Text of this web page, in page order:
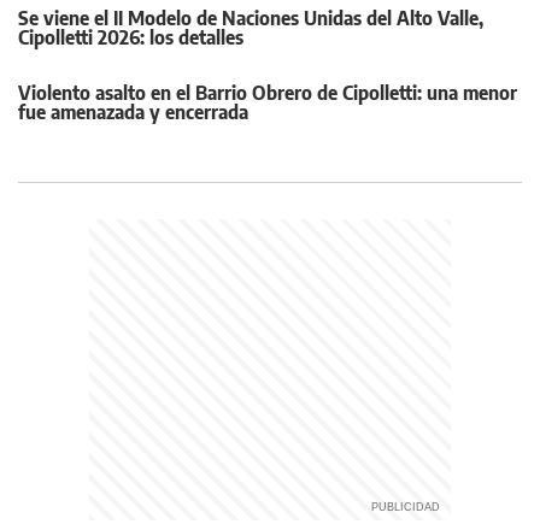
Se viene el II Modelo de Naciones Unidas del Alto Valle,
Cipolletti 2026: los detalles
Violento asalto en el Barrio Obrero de Cipolletti: una menor
fue amenazada y encerrada